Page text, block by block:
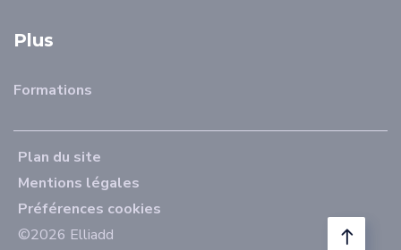
Plus
Formations
Plan du site
Mentions légales
Préférences cookies
©2026 Elliadd